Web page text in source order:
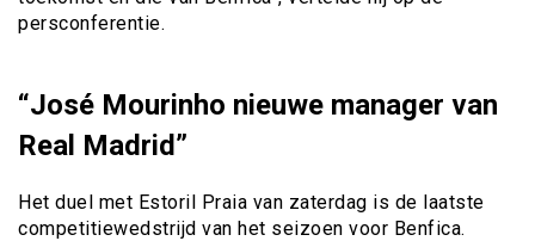
persconferentie.
“José Mourinho nieuwe manager van
Real Madrid”
Het duel met Estoril Praia van zaterdag is de laatste
competitiewedstrijd van het seizoen voor Benfica.